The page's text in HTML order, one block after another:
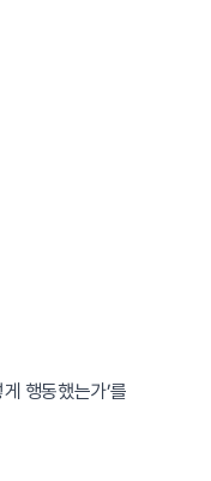
행동했는가’를